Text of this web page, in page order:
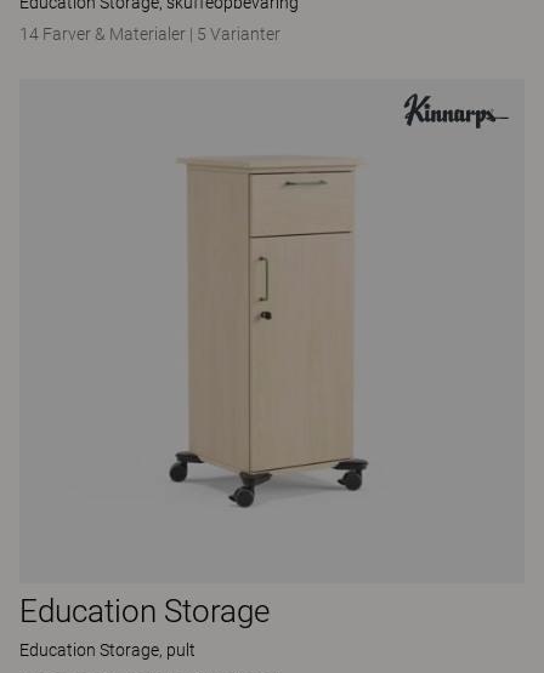
14 Farver & Materialer | 5 Varianter
Education Storage
Education Storage, pult